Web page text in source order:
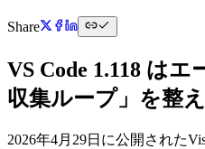
Share
VS Code 1.118 は
収集ループ」を整
2026年4月29日に公開された